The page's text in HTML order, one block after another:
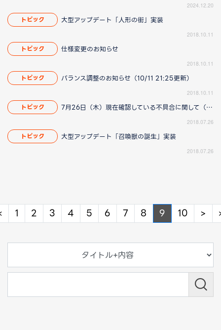
2024.12.20
トピック 大型アップデート「人形の街」実装
2018.10.11
トピック 仕様変更のお知らせ
2018.10.11
トピック バランス調整のお知らせ（10/11 21:25更新）
2018.10.11
トピック 7月26日（木）現在確認している不具合に関して（8/23 14:40更新）
2018.07.26
トピック 大型アップデート「召喚獣の誕生」実装
2018.07.26
Previous
1 2 3 4 5 6 7 8 9 10 >